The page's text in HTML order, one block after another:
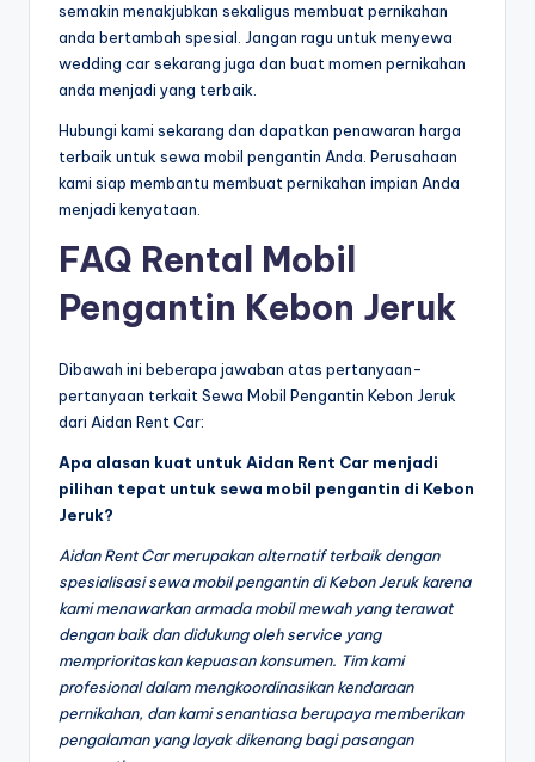
semakin menakjubkan sekaligus membuat pernikahan
anda bertambah spesial. Jangan ragu untuk menyewa
wedding car sekarang juga dan buat momen pernikahan
anda menjadi yang terbaik.
Hubungi kami sekarang dan dapatkan penawaran harga
terbaik untuk sewa mobil pengantin Anda. Perusahaan
kami siap membantu membuat pernikahan impian Anda
menjadi kenyataan.
FAQ Rental Mobil
Pengantin Kebon Jeruk
Dibawah ini beberapa jawaban atas pertanyaan-
pertanyaan terkait Sewa Mobil Pengantin Kebon Jeruk
dari Aidan Rent Car:
Apa alasan kuat untuk Aidan Rent Car menjadi
pilihan tepat untuk sewa mobil pengantin di Kebon
Jeruk?
Aidan Rent Car merupakan alternatif terbaik dengan
spesialisasi sewa mobil pengantin di Kebon Jeruk karena
kami menawarkan armada mobil mewah yang terawat
dengan baik dan didukung oleh service yang
memprioritaskan kepuasan konsumen. Tim kami
profesional dalam mengkoordinasikan kendaraan
pernikahan, dan kami senantiasa berupaya memberikan
pengalaman yang layak dikenang bagi pasangan